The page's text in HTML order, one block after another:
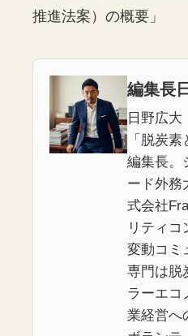
推進法案）の概要」
編集長
日野広大
「脱炭
編集長。
ード外務
式会社
リティコ
変動コミ
専門は脱
ラーエコ
業経営へ